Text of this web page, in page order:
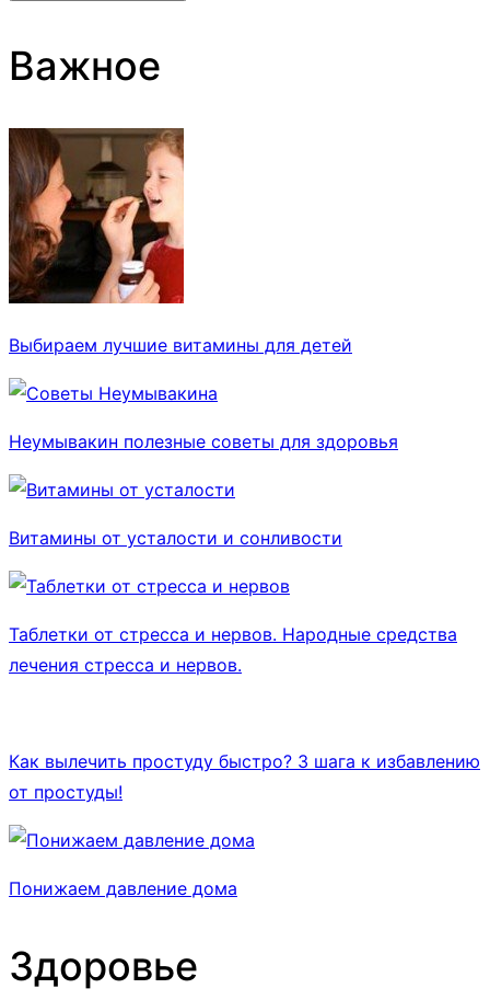
Важное
Выбираем лучшие витамины для детей
Неумывакин полезные советы для здоровья
Витамины от усталости и сонливости
Таблетки от стресса и нервов. Народные средства
лечения стресса и нервов.
Как вылечить простуду быстро? 3 шага к избавлению
от простуды!
Понижаем давление дома
Здоровье